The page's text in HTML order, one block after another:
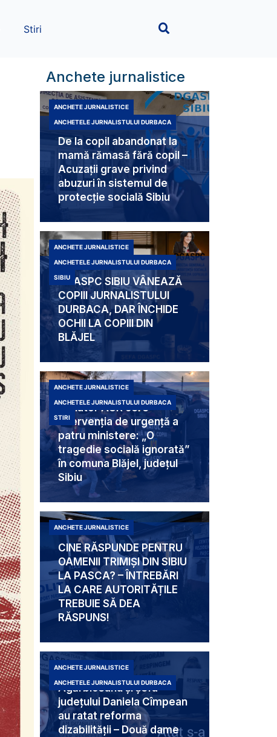
Stiri
Anchete jurnalistice
De la copil abandonat la
mamă rămasă fără copil –
Acuzații grave privind
abuzuri în sistemul de
protecție socială Sibiu
ANCHETE JURNALISTICE
ANCHETELE JURNALISTULUI DURBACA
DGASPC SIBIU VÂNEAZĂ
COPIII JURNALISTULUI
DURBACA, DAR ÎNCHIDE
OCHII LA COPIII DIN
BLĂJEL
ANCHETE JURNALISTICE
ANCHETELE JURNALISTULUI DURBACA
SIBIU
Senator AUR cere
intervenția de urgență a
patru ministere: „O
tragedie socială ignorată”
în comuna Blăjel, județul
Sibiu
ANCHETE JURNALISTICE
ANCHETELE JURNALISTULUI DURBACA
STIRI
CINE RĂSPUNDE PENTRU
OAMENII TRIMIȘI DIN SIBIU
LA PASCA? – ÎNTREBĂRI
LA CARE AUTORITĂȚILE
TREBUIE SĂ DEA
RĂSPUNS!
ANCHETE JURNALISTICE
Agărbiceanu și șefa
județului Daniela Cîmpean
au ratat reforma
dizabilității – Două dame
ANCHETE JURNALISTICE
ANCHETELE JURNALISTULUI DURBACA